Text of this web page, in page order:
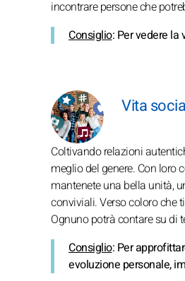
incontrare persone che
Consiglio: Per vedere
Vita
Coltivando relazioni
meglio del genere. Con loro
mantenete una bella unità,
conviviali. Verso coloro che
Ognuno potrà contare su di
Consiglio: Per
evoluzione personale,